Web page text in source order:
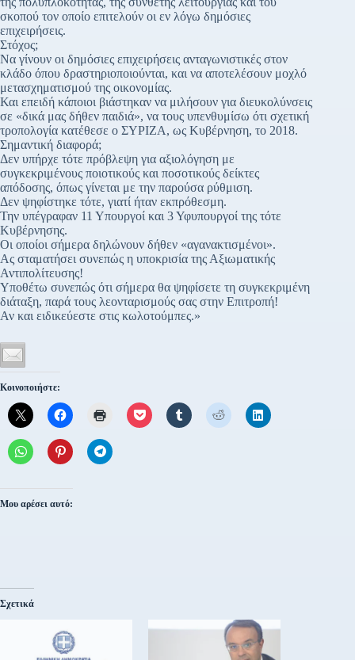
σκοπού τον οποίο επιτελούν οι εν λόγω δημόσιες
επιχειρήσεις.
Στόχος;
Να γίνουν οι δημόσιες επιχειρήσεις ανταγωνιστικές στον
κλάδο όπου δραστηριοποιούνται, και να αποτελέσουν μοχλό
μετασχηματισμού της οικονομίας.
Και επειδή κάποιοι βιάστηκαν να μιλήσουν για διευκολύνσεις
σε «δικά μας δήθεν παιδιά», να τους υπενθυμίσω ότι σχετική
τροπολογία κατέθεσε ο ΣΥΡΙΖΑ, ως Κυβέρνηση, το 2018.
Σημαντική διαφορά;
Δεν υπήρχε τότε πρόβλεψη για αξιολόγηση με
συγκεκριμένους ποιοτικούς και ποσοτικούς δείκτες
απόδοσης, όπως γίνεται με την παρούσα ρύθμιση.
Δεν ψηφίστηκε τότε, γιατί ήταν εκπρόθεσμη.
Την υπέγραφαν 11 Υπουργοί και 3 Υφυπουργοί της τότε
Κυβέρνησης.
Οι οποίοι σήμερα δηλώνουν δήθεν «αγανακτισμένοι».
Ας σταματήσει συνεπώς η υποκρισία της Αξιωματικής
Αντιπολίτευσης!
Υποθέτω συνεπώς ότι σήμερα θα ψηφίσετε τη συγκεκριμένη
διάταξη, παρά τους λεονταρισμούς σας στην Επιτροπή!
Αν και ειδικεύεστε στις κωλοτούμπες.»
Κοινοποιήστε:
Μου αρέσει αυτό:
Σχετικά